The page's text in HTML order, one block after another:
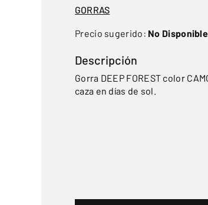
GORRAS
Precio sugerido: No Disponible
Descripción
Gorra DEEP FOREST color
caza en días de sol.